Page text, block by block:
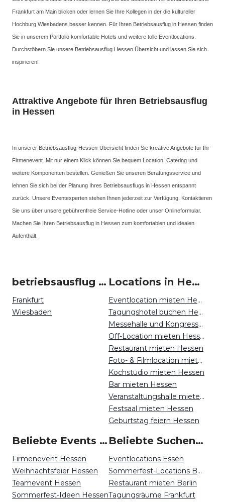
Frankfurt am Main blicken oder lernen Sie Ihre Kollegen in der die kultureller
Hochburg Wiesbadens besser kennen. Für Ihren Betriebsausflug in Hessen finden
Sie in unserem Portfolio komfortable Hotels und weitere tolle Eventlocations.
Durchstöbern Sie unsere Betriebsausflug Hessen Übersicht und lassen Sie sich
inspirieren!
Attraktive Angebote für Ihren Betriebsausflug
in Hessen
In unserer Betriebsausflug-Hessen-Übersicht finden Sie kreative Angebote für Ihr
Firmenevent. Mit nur einem Klick können Sie bequem Location, Catering und
weitere Komponenten bestellen. Genießen Sie unseren Beratungsservice und
lehnen Sie sich bei der Planung Ihres Betriebsausflugs in Hessen entspannt
zurück. Unsere Eventexperten stehen Ihnen jederzeit zur Verfügung. Kontaktieren
Sie uns über unsere gebührenfreie Service-Hotline oder unser Onlineformular.
Machen Sie Ihren Betriebsausflug in Hessen zum komfortablen und idealen
Aufenthalt.
betriebsausflug um Hessen
Frankfurt
Wiesbaden
Locations in Hessen mieten
Eventlocation mieten Hessen
Tagungshotel buchen Hessen
Messehalle und Kongresszentrum mieten Hessen
Off-Location mieten Hessen
Restaurant mieten Hessen
Foto- & Filmlocation mieten Hessen
Kochstudio mieten Hessen
Bar mieten Hessen
Veranstaltungshalle mieten Hessen
Festsaal mieten Hessen
Geburtstag feiern Hessen
Beliebte Events in Hessen
Firmenevent Hessen
Weihnachtsfeier Hessen
Teamevent Hessen
Sommerfest-Ideen Hessen
Beliebte Suchen auf Event Inc
Eventlocations Essen
Sommerfest-Locations Berlin
Restaurant mieten Berlin
Tagungsräume Frankfurt